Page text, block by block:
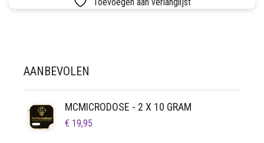
SETS
AANBEVOLEN
MCMICRODOSE - 2 X 10 GRAM
€ 19,95